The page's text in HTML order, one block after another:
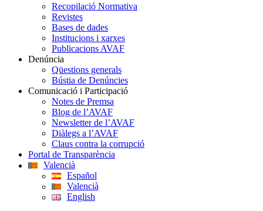
Recopilació Normativa
Revistes
Bases de dades
Institucions i xarxes
Publicacions AVAF
Denúncia
Qüestions generals
Bústia de Denúncies
Comunicació i Participació
Notes de Premsa
Blog de l’AVAF
Newsletter de l’AVAF
Diàlegs a l’AVAF
Claus contra la corrupció
Portal de Transparència
Valencià
Español
Valencià
English